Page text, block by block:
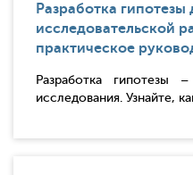
Разработка гипотезы
исследовательской
практическое
Разработка гипотезы
исследования. Узнайте,